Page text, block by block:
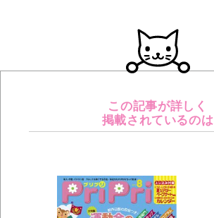
この記事が詳しく
掲載されているのは